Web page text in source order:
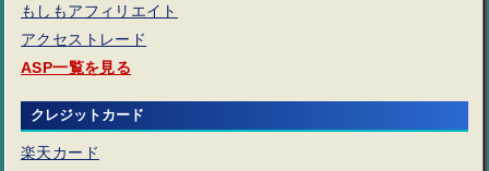
もしもアフィリエイト
アクセストレード
ASP一覧を見る
クレジットカード
楽天カード